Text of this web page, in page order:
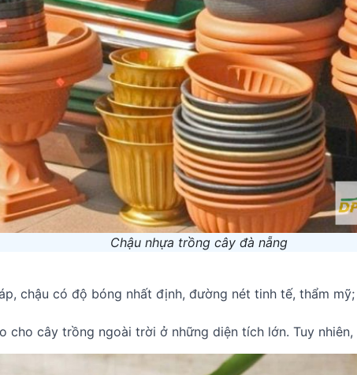
Chậu nhựa trồng cây đà nẵng
chậu có độ bóng nhất định, đường nét tinh tế, thẩm
cho cây trồng ngoài trời ở những diện tích lớn. Tuy nhiên,